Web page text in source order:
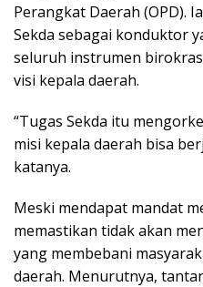
Perangkat Daerah (OPD).
Sekda sebagai konduktor
seluruh instrumen
visi kepala daerah.
“Tugas Sekda itu
misi kepala daerah bisa
katanya.
Meski mendapat mandat
memastikan tidak akan
yang membebani
daerah. Menurutnya,